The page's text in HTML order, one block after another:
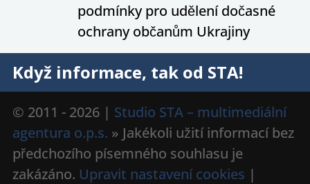
podmínky pro udělení dočasné
ochrany občanům Ukrajiny
Když informace, tak od STA!
© 2011 - 2026 | Studio STA – multimediální
agentura o.p.s. » Jakékoli užití informací bez
předchozího písemného souhlasu je
zakázáno. Upravit nastavení cookies |